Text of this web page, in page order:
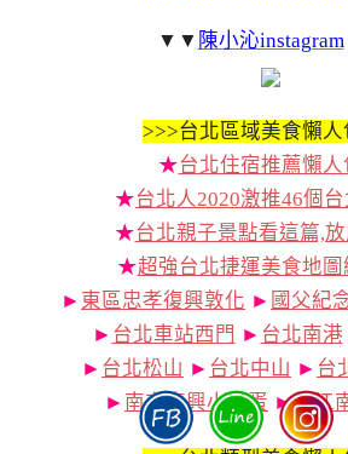
▼▼ 陳小沁instagram
>>>台北區域美食懶人
★台北住宿推薦懶人
★台北人2020激推46個
★台北親子景點看這篇,
★超強台北捷運美食地圖
► 東區忠孝復興敦化 ► 國父紀
► 台北車站西門 ► 台北南港
► 台北松山 ► 台北中山 ► 台
► 南京復興小巨蛋 ►松江